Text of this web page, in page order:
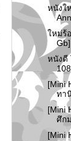
หนังใ
ใหม่ร้
หนังดี
[Mini
ทา
[Mini
ศึก
[Mini